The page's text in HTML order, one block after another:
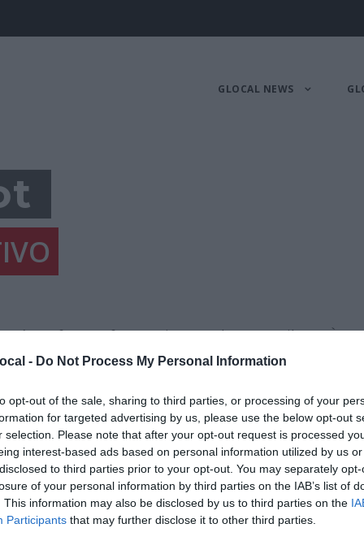
- Do Not Process My Personal Information
opt-out of the sale, sharing to third parties, or processing of your
for targeted advertising by us, please use the below opt-out
selection. Please note that after your opt-out request is processed
interest-based ads based on personal information utilized by us
to third parties prior to your opt-out. You may separately
of your personal information by third parties on the IAB’s list of
This information may also be disclosed by us to third parties on the
Participants that may further disclose it to other third parties.
GLOCAL NEWS
è un fotografo sportivo con base a Milano. È
30 nel 2020 da AIPS media award.
Olimpici, gli Europei di calcio e ha
internazionali in tutto il mondo. Mattia ha la
un occhio per quel momento molto speciale.
prospettive con immagini creative ed
dedizione per il proprio lavoro gli hanno
L’essere giovane con una visione attuale delle
valore aggiunto con il contributo delle sue